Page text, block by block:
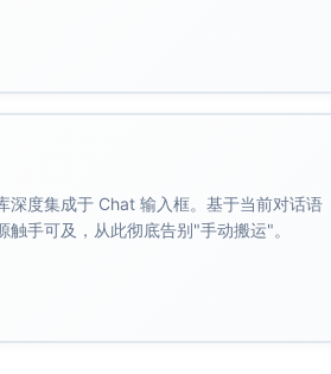
画递减；与adstock（滞后与记忆）联合
度集成于 Chat 输入框。基于当前对话语
手可及，从此彻底告别"手动搬运"。